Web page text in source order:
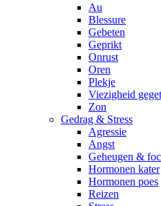
Au
Blessure
Gebeten
Geprikt
Onrust
Oren
Plekje
Viezigheid
Zon
Gedrag & Stress
Agressie
Angst
Geheugen &
Hormonen kater
Hormonen poes
Reizen